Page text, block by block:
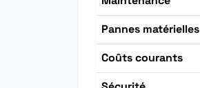
Pannes matérielles
Coûts courants